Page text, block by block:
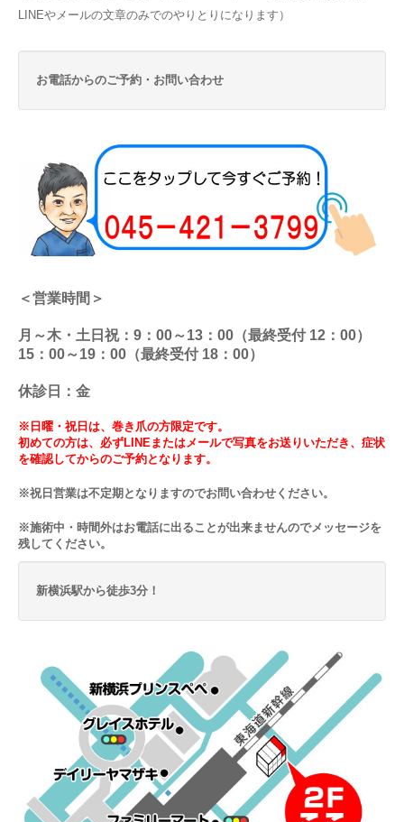
LINEやメールの文章のみでのやりとりになります）
お電話からのご予約・お問い合わせ
＜営業時間＞
月～木・土日祝：9：00～13：00（最終受付 12：00）
15：00～19：00（最終受付 18：00）
休診日：金
※日曜・祝日は、巻き爪の方限定です。
初めての方は、必ずLINEまたはメールで写真をお送りいただき、症状
を確認してからのご予約となります。
※祝日営業は不定期となりますのでお問い合わせください。
※施術中・時間外はお電話に出ることが出来ませんのでメッセージを
残してください。
新横浜駅から徒歩3分！